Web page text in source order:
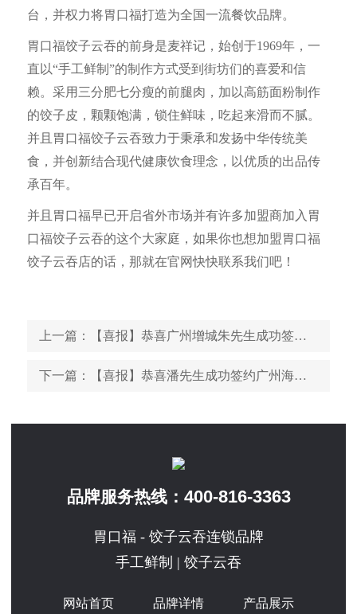
台，并权力将胃口福打造为全国一流餐饮品牌。
胃口福饺子云吞的前身是麦祥记，始创于1969年，一
直以“手工鲜制”的制作方式受到街坊们的喜爱和信
赖。采用三分肥七分瘦的前腿肉，加以高筋面粉制作
的饺子皮，颗颗饱满，锁住鲜味，吃起来滑而不腻。
并且胃口福饺子云吞致力于秉承和发扬中华传统美
食，并创新结合现代健康饮食理念，以优质的出品传
承百年。
并且胃口福早已开启省外市场并有许多加盟商加入胃
口福饺子云吞的这个大家庭，如果你也想加盟胃口福
饺子云吞店的话，那就在官网快快联系我们吧！
上一篇 ：【喜报】恭喜广州增城朱先生成功签约加盟胃口福饺子云吞
下一篇 ：【喜报】恭喜潘先生成功签约广州海珠胃口福饺子云吞加盟店
品牌服务热线： 400-816-3363
胃口福 - 饺子云吞连锁品牌
手工鲜制 | 饺子云吞
网站首页 品牌详情 产品展示